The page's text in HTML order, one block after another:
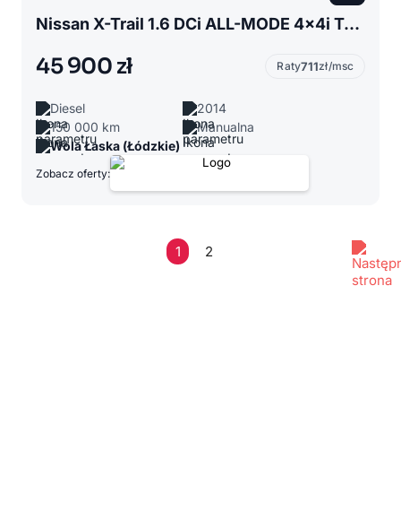
Nissan X-Trail 1.6 DCi ALL-MODE 4x4i Tekna
45 900 zł Raty711zł/msc
Diesel
2014
150 000 km
Manualna
Wola Łaska (Łódzkie)
Zobacz oferty:
1 2